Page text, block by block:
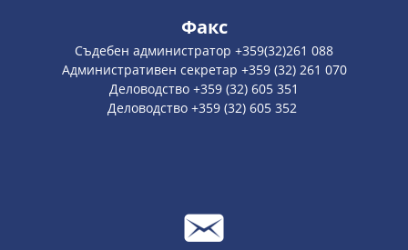
Факс
Съдебен администратор +359(32)261 088
Административен секретар +359 (32) 261 070
Деловодство +359 (32) 605 351
Деловодство +359 (32) 605 352